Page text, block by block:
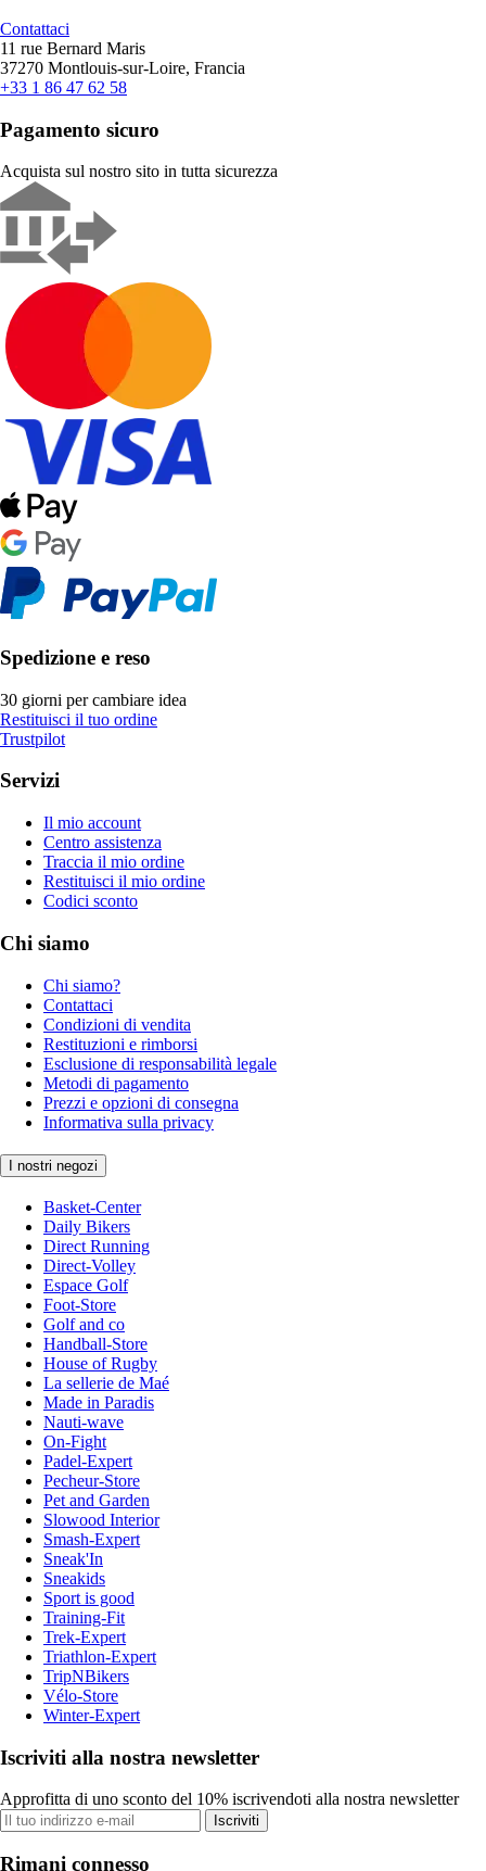
Contattaci
11 rue Bernard Maris
37270 Montlouis-sur-Loire, Francia
+33 1 86 47 62 58
Pagamento sicuro
Acquista sul nostro sito in tutta sicurezza
Spedizione e reso
30 giorni per cambiare idea
Restituisci il tuo ordine
Trustpilot
Servizi
Il mio account
Centro assistenza
Traccia il mio ordine
Restituisci il mio ordine
Codici sconto
Chi siamo
Chi siamo?
Contattaci
Condizioni di vendita
Restituzioni e rimborsi
Esclusione di responsabilità legale
Metodi di pagamento
Prezzi e opzioni di consegna
Informativa sulla privacy
I nostri negozi
Basket-Center
Daily Bikers
Direct Running
Direct-Volley
Espace Golf
Foot-Store
Golf and co
Handball-Store
House of Rugby
La sellerie de Maé
Made in Paradis
Nauti-wave
On-Fight
Padel-Expert
Pecheur-Store
Pet and Garden
Slowood Interior
Smash-Expert
Sneak'In
Sneakids
Sport is good
Training-Fit
Trek-Expert
Triathlon-Expert
TripNBikers
Vélo-Store
Winter-Expert
Iscriviti alla nostra newsletter
Approfitta di uno sconto del 10% iscrivendoti alla nostra newsletter
Iscriviti
Rimani connesso